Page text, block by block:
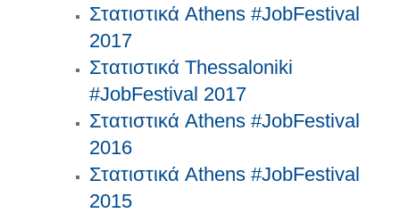
Στατιστικά Athens #JobFestival
2017
Στατιστικά Thessaloniki
#JobFestival 2017
Στατιστικά Athens #JobFestival
2016
Στατιστικά Athens #JobFestival
2015